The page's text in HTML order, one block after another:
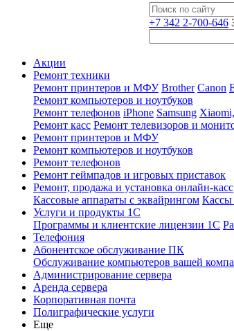
+7 342 2-700-646
Акции
Ремонт техники
Ремонт принтеров и МФУ Brother Canon
Ремонт компьютеров и ноутбуков
Ремонт телефонов iPhone Samsung
Ремонт касс Ремонт телевизоров и
Ремонт принтеров и МФУ
Ремонт компьютеров и ноутбуков
Ремонт телефонов
Ремонт геймпадов и игровых приставок
Ремонт, продажа и установка онлайн-касс
Кассовые аппараты с эквайрингом
Услуги и продукты 1С
Программы и клиентские лицензии 1С
Телефония
Абонентское обслуживание ПК
Обслуживание компьютеров вашей
Администрирование сервера
Аренда сервера
Корпоративная почта
Полиграфические услуги
Еще